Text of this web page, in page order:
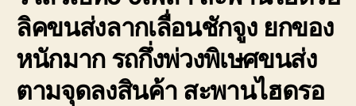
ลิคขนส่งลากเลื่อนชักจูง ยกของ
หนักมาก รถกึ่งพ่วงพิเษศขนส่ง
ตามจุดลงสินค้า สะพานไฮดรอ